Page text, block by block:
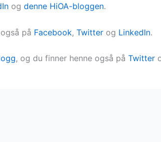
og denne HiOA-bloggen.
på Facebook, Twitter og LinkedIn.
, og du finner henne også på Twitter